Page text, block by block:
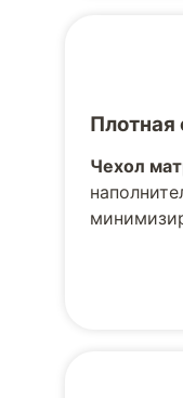
Плотная
Чехол